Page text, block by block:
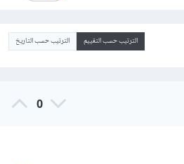
الترتيب حسب التقييم الترتيب حسب التاريخ
0